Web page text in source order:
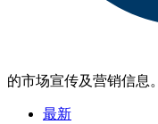
的市场宣传及营销信息。
最新